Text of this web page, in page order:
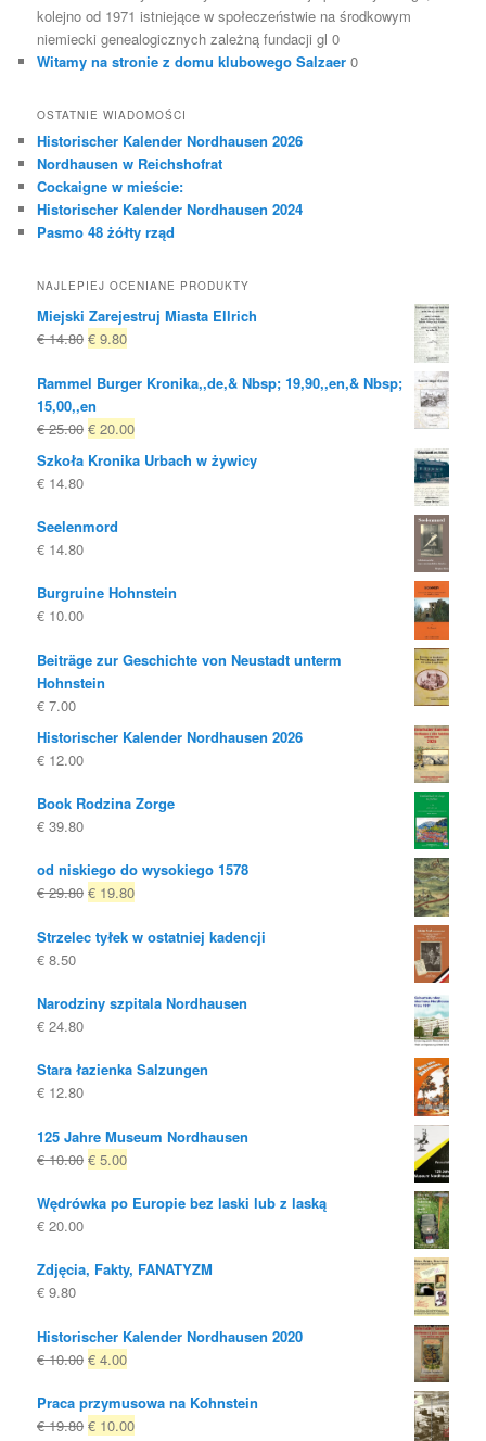
kolejno od 1971 istniejące w społeczeństwie na środkowym
niemiecki genealogicznych zależną fundacji gl 0
Witamy na stronie z domu klubowego Salzaer 0
OSTATNIE WIADOMOŚCI
Historischer Kalender Nordhausen 2026
Nordhausen w Reichshofrat
Cockaigne w mieście:
Historischer Kalender Nordhausen 2024
Pasmo 48 żółty rząd
NAJLEPIEJ OCENIANE PRODUKTY
Miejski Zarejestruj Miasta Ellrich
€14.80 Oryginalna
była:
€ 14.80
€ 9.80Obecna
to:
Rammel Burger Kronika,,de,& Nbsp; 19,90,,en,& Nbsp;
15,00,,en
€25.00 Oryginalna
była:
€ 20.00Obecna
to:
Szkoła Kronika Urbach w żywicy
€ 14.80
Seelenmord
€ 14.80
Burgruine Hohnstein
€ 10.00
Beiträge zur Geschichte von Neustadt unterm
Hohnstein
€ 7.00
Historischer Kalender Nordhausen 2026
€ 12.00
Book Rodzina Zorge
€ 39.80
od niskiego do wysokiego 1578
€29.80 Oryginalna
była:
€ 19.80Obecna
to:
Strzelec tyłek w ostatniej kadencji
€ 8.50
Narodziny szpitala Nordhausen
€ 24.80
Stara łazienka Salzungen
€ 12.80
125 Jahre Museum Nordhausen
€10.00 Oryginalna
była:
€ 5.00Obecna
to:
Wędrówka po Europie bez laski lub z laską
€ 20.00
Zdjęcia, Fakty, FANATYZM
€ 9.80
Historischer Kalender Nordhausen 2020
€10.00 Oryginalna
była:
€ 10.00
€ 4.00Obecna
to:
€ 4.00.
Praca przymusowa na Kohnstein
€19.80 Oryginalna
€ 10.00Obecna